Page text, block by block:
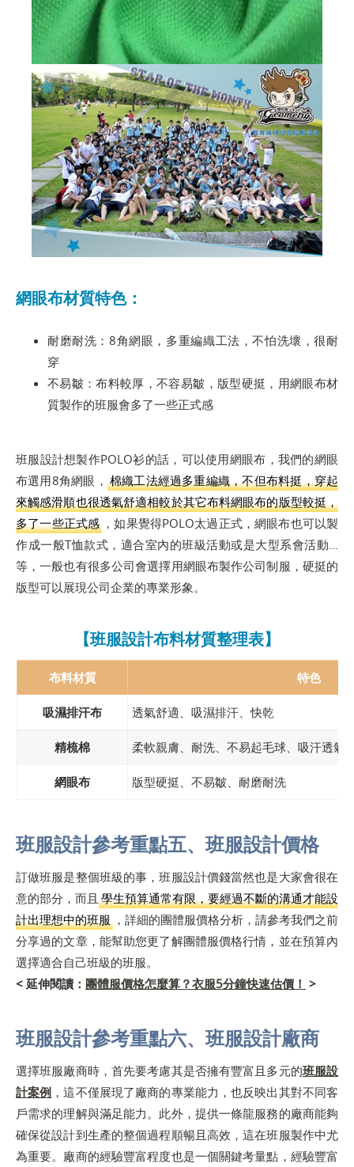
網眼布材質特色：
耐磨耐洗：8角網眼，多重編織工法，不怕洗壞，很耐
穿
不易皺：布料較厚，不容易皺，版型硬挺，用網眼布材
質製作的班服會多了一些正式感
班服設計想製作POLO衫的話，可以使用網眼布，我們的網眼
布選用8角網眼， 棉織工法經過多重編織，不但布料挺，穿起
來觸感滑順也很透氣舒適相較於其它布料網眼布的版型較挺，
多了一些正式感 ，如果覺得POLO太過正式，網眼布也可以製
作成一般T恤款式，適合室內的班級活動或是大型系會活動…
等，一般也有很多公司會選擇用網眼布製作公司制服，硬挺的
版型可以展現公司企業的專業形象。​
【班服設計布料材質整理表】
布料材質 特色
吸濕排汗布 透氣舒適、吸濕排汗、快乾
精梳棉 柔軟親膚、耐洗、不易起毛球、吸汗透氣
網眼布 版型硬挺、不易皺、耐磨耐洗
班服設計參考重點五、班服設計價格
訂做班服是整個班級的事，班服設計價錢當然也是大家會很在
意的部分，而且 學生預算通常有限，要經過不斷的溝通才能設
計出理想中的班服 ，詳細的團體服價格分析，請參考我們之前
分享過的文章，能幫助您更了解團體服價格行情，並在預算內
選擇適合自己班級的班服。
​< 延伸閱讀： 團體服價格怎麼算？衣服5分鐘快速估價！ >
班服設計參考重點六、班服設計廠商
選擇班服廠商時，首先要考慮其是否擁有豐富且多元的班服設
計案例 ，這不僅展現了廠商的專業能力，也反映出其對不同客
戶需求的理解與滿足能力。此外，提供一條龍服務的廠商能夠
確保從設計到生產的整個過程順暢且高效，這在班服製作中尤
為重要。廠商的經驗豐富程度也是一個關鍵考量點，經驗豐富